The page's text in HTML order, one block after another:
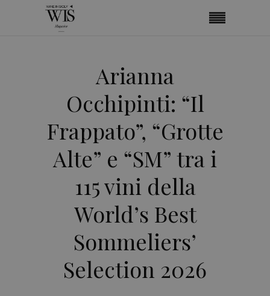
Arianna
Occhipinti: “Il
Frappato”, “Grotte
Alte” e “SM” tra i
115 vini della
World’s Best
Sommeliers’
Selection 2026